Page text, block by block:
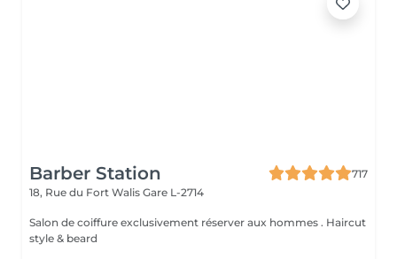
Barber Station
717
18, Rue du Fort Walis Gare L-2714
Salon de coiffure exclusivement réserver aux hommes . Haircut
style & beard